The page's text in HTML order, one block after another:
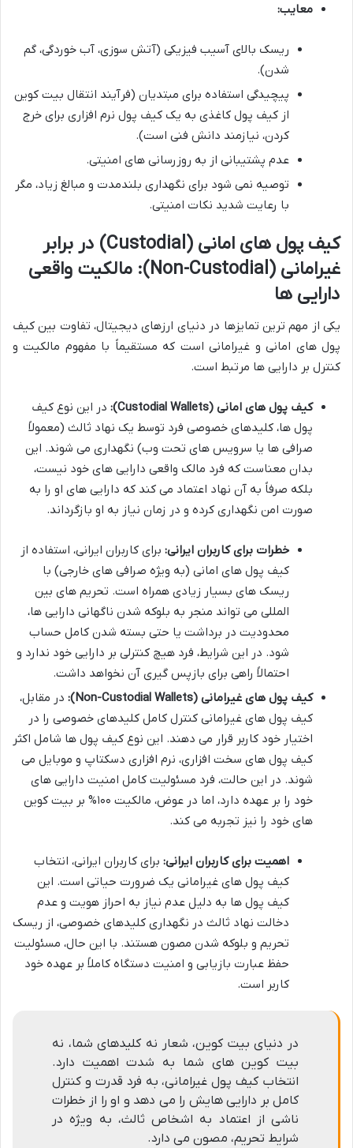
معایب:
ریسک بالای آسیب فیزیکی (آتش سوزی، آب خوردگی، گم
شدن).
پیچیدگی استفاده برای مبتدیان (فرآیند انتقال بیت کوین
از کیف پول کاغذی به یک کیف پول نرم افزاری برای خرج
کردن، نیازمند دانش فنی است).
عدم پشتیبانی از به روزرسانی های امنیتی.
توصیه نمی شود برای نگهداری بلندمدت و مبالغ زیاد، مگر
با رعایت شدید نکات امنیتی.
کیف پول های امانی (Custodial) در برابر
غیرامانی (Non-Custodial): مالکیت واقعی
دارایی ها
یکی از مهم ترین تمایزها در دنیای ارزهای دیجیتال، تفاوت بین کیف
پول های امانی و غیرامانی است که مستقیماً با مفهوم مالکیت و
کنترل بر دارایی ها مرتبط است.
کیف پول های امانی (Custodial Wallets):
در این نوع کیف
پول ها، کلیدهای خصوصی فرد توسط یک نهاد ثالث (معمولاً
صرافی ها یا سرویس های تحت وب) نگهداری می شوند. این
بدان معناست که فرد مالک واقعی دارایی های خود نیست،
بلکه صرفاً به آن نهاد اعتماد می کند که دارایی های او را به
صورت امن نگهداری کرده و در زمان نیاز به او بازگرداند.
خطرات برای کاربران ایرانی: برای کاربران ایرانی، استفاده از
کیف پول های امانی (به ویژه صرافی های خارجی) با
ریسک های بسیار زیادی همراه است. تحریم های بین
المللی می تواند منجر به بلوکه شدن ناگهانی دارایی ها،
محدودیت در برداشت یا حتی بسته شدن کامل حساب
شود. در این شرایط، فرد هیچ کنترلی بر دارایی خود ندارد و
احتمالاً راهی برای بازپس گیری آن نخواهد داشت.
کیف پول های غیرامانی (Non-Custodial Wallets):
در مقابل،
کیف پول های غیرامانی کنترل کامل کلیدهای خصوصی را در
اختیار خود کاربر قرار می دهند. این نوع کیف پول ها شامل اکثر
کیف پول های سخت افزاری، نرم افزاری دسکتاپ و موبایل می
شوند. در این حالت، فرد مسئولیت کامل امنیت دارایی های
خود را بر عهده دارد، اما در عوض، مالکیت ۱۰۰% بر بیت کوین
های خود را نیز تجربه می کند.
اهمیت برای کاربران ایرانی: برای کاربران ایرانی، انتخاب
کیف پول های غیرامانی یک ضرورت حیاتی است. این
کیف پول ها به دلیل عدم نیاز به احراز هویت و عدم
دخالت نهاد ثالث در نگهداری کلیدهای خصوصی، از ریسک
تحریم و بلوکه شدن مصون هستند. با این حال، مسئولیت
حفظ عبارت بازیابی و امنیت دستگاه کاملاً بر عهده خود
کاربر است.
در دنیای بیت کوین، شعار نه کلیدهای شما، نه
بیت کوین های شما به شدت اهمیت دارد.
انتخاب کیف پول غیرامانی، به فرد قدرت و کنترل
کامل بر دارایی هایش را می دهد و او را از خطرات
ناشی از اعتماد به اشخاص ثالث، به ویژه در
شرایط تحریم، مصون می دارد.